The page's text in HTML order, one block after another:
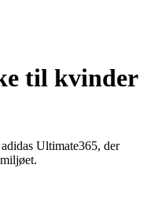
til kvinder
Ultimate365, der